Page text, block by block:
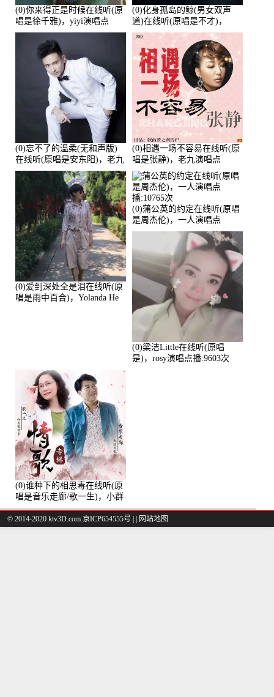
(0)你来得正是时候在线听(原
唱是徐千雅)，yiyi演唱点
播:21991次
(0)化身孤岛的鲸(男女双声
道)在线听(原唱是不才)，
HGBai演唱点播:19428次
(0)忘不了的温柔(无和声版)
在线听(原唱是安东阳)，老九
演唱点播:17392次
(0)相遇一场不容易在线听(原
唱是张静)，老九演唱点
播:11453次
(0)爱到深处全是泪在线听(原
唱是雨中百合)，Yolanda He
(0)蒲公英的约定在线听(原唱
是周杰伦)，一人演唱点
播:10765次
(0)梁洁Little在线听(原唱
是)，rosy演唱点播:9603次
(0)谁种下的相思毒在线听(原
唱是音乐走廊/歌一生)，小群
演唱点播:8975次
© 2014-2020 ktv3D.com 京ICP654555号 | 网站地图